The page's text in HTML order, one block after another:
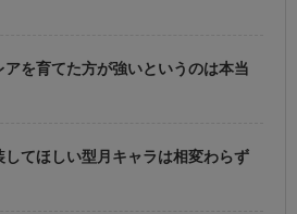
アを育てた方が強いというのは本当
してほしい型月キャラは相変わらず